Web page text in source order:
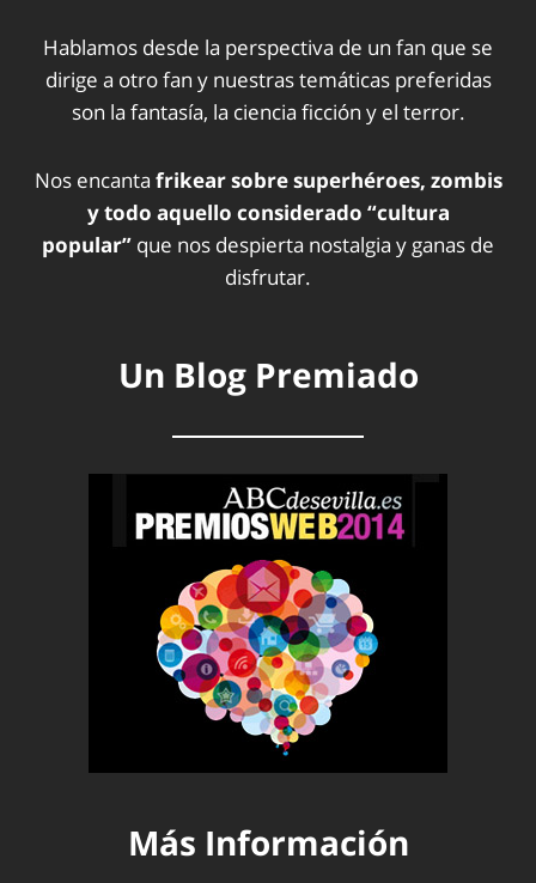
Hablamos desde la perspectiva de un fan que se
dirige a otro fan y nuestras temáticas preferidas
son la fantasía, la ciencia ficción y el terror.
Nos encanta frikear sobre superhéroes, zombis
y todo aquello considerado “cultura
popular” que nos despierta nostalgia y ganas de
disfrutar.
Un Blog Premiado
Más Información